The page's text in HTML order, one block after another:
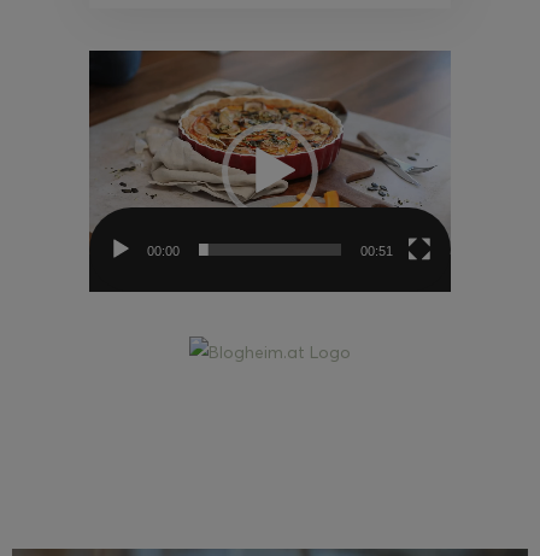
Video-
00:00 00:51